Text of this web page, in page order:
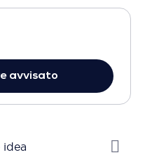
avvisato
idea